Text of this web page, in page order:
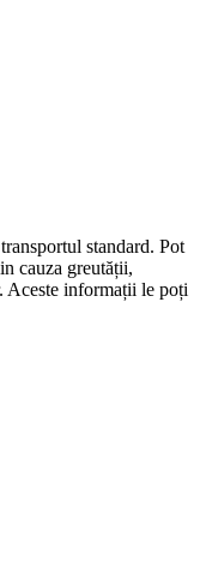
standard. Pot
cauza greutății,
Aceste informații le poți